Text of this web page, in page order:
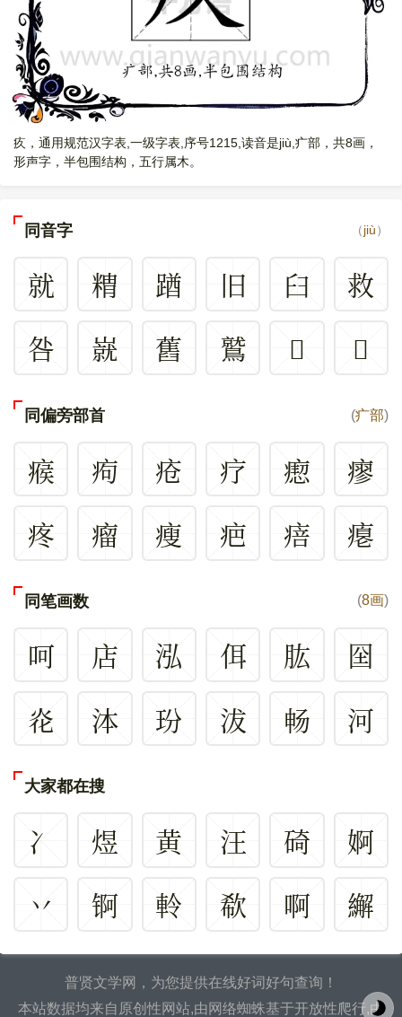
疚，通用规范汉字表,一级字表,序号1215,读音是jiù,疒部，共8画，
形声字，半包围结构，五行属木。
同音字 （jiù）
就 䊘 䠓 旧 臼
救
咎
㠇 舊 鷲 𠥬 𧫾
同偏旁部首 (疒部)
瘊 痀 疮 疗 瘛
瘳
疼
瘤 瘦 疤 㾦 瘪
同笔画数 (8画)
呵 店 泓 佴 肱
囶
炛
泍 玢 沷 畅 河
大家都在搜
冫 煜 黄 汪 碕
婀
丷
锕 軨 欷 啊 繲
普贤文学网，为您提供在线好词好句查询！
本站数据均来自原创性网站,由网络蜘蛛基于开放性爬行,由